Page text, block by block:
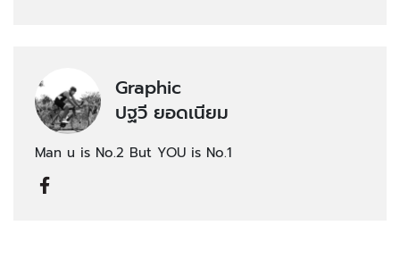
Graphic
ปฐวี ยอดเนียม
Man u is No.2 But YOU is No.1